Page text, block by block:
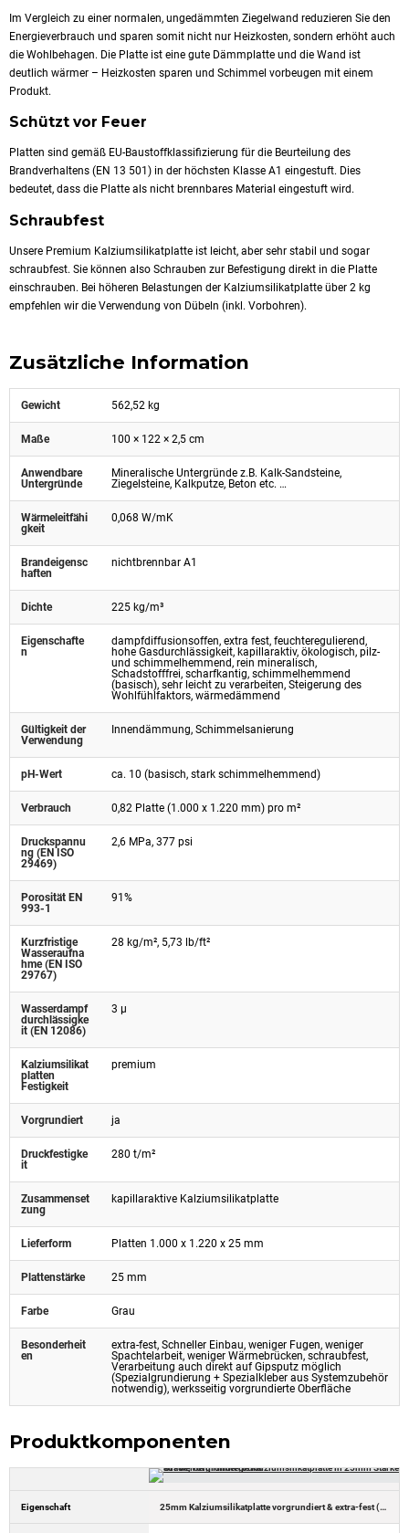
Im Vergleich zu einer normalen, ungedämmten Ziegelwand reduzieren Sie den
Energieverbrauch und sparen somit nicht nur Heizkosten, sondern erhöht auch
die Wohlbehagen. Die Platte ist eine gute Dämmplatte und die Wand ist
deutlich wärmer – Heizkosten sparen und Schimmel vorbeugen mit einem
Produkt.
Schützt vor Feuer
Platten sind gemäß EU-Baustoffklassifizierung für die Beurteilung des
Brandverhaltens (EN 13 501) in der höchsten Klasse A1 eingestuft. Dies
bedeutet, dass die Platte als nicht brennbares Material eingestuft wird.
Schraubfest
Unsere Premium Kalziumsilikatplatte ist leicht, aber sehr stabil und sogar
schraubfest. Sie können also Schrauben zur Befestigung direkt in die Platte
einschrauben. Bei höheren Belastungen der Kalziumsilikatplatte über 2 kg
empfehlen wir die Verwendung von Dübeln (inkl. Vorbohren).
Zusätzliche Information
Gewicht 562,52 kg
Maße 100 × 122 × 2,5 cm
Anwendbare
Untergründe
Mineralische Untergründe z.B. Kalk-Sandsteine,
Ziegelsteine, Kalkputze, Beton etc. …
Wärmeleitfähi
gkeit
0,068 W/mK
Brandeigensc
haften
nichtbrennbar A1
Dichte 225 kg/m³
Eigenschafte
n
dampfdiffusionsoffen, extra fest, feuchteregulierend,
hohe Gasdurchlässigkeit, kapillaraktiv, ökologisch, pilz-
und schimmelhemmend, rein mineralisch,
Schadstofffrei, scharfkantig, schimmelhemmend
(basisch), sehr leicht zu verarbeiten, Steigerung des
Wohlfühlfaktors, wärmedämmend
Gültigkeit der
Verwendung
Innendämmung, Schimmelsanierung
pH-Wert ca. 10 (basisch, stark schimmelhemmend)
Verbrauch 0,82 Platte (1.000 x 1.220 mm) pro m²
Druckspannu
ng (EN ISO
29469)
2,6 MPa, 377 psi
Porosität EN
993-1
91%
Kurzfristige
Wasseraufna
hme (EN ISO
29767)
28 kg/m², 5,73 lb/ft²
Wasserdampf
durchlässigke
it (EN 12086)
3 µ
Kalziumsilikat
platten
Festigkeit
premium
Vorgrundiert ja
Druckfestigke
it
280 t/m²
Zusammenset
zung
kapillaraktive Kalziumsilikatplatte
Lieferform Platten 1.000 x 1.220 x 25 mm
Plattenstärke 25 mm
Farbe Grau
Besonderheit
en
extra-fest, Schneller Einbau, weniger Fugen, weniger
Spachtelarbeit, weniger Wärmebrücken, schraubfest,
Verarbeitung auch direkt auf Gipsputz möglich
(Spezialgrundierung + Spezialkleber aus Systemzubehör
notwendig), werksseitig vorgrundierte Oberfläche
Produktkomponenten
Eigenschaft 25mm Kalziumsilikatplatte vorgrundiert & extra-fest (1.000x1.220x25mm)